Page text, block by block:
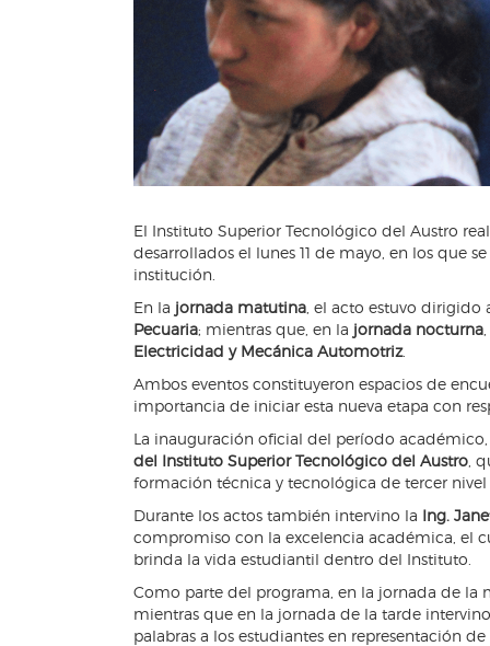
El Instituto Superior Tecnológico del Austro
desarrollados el lunes 11 de mayo, en los que
institución.
En la jornada matutina , el acto estuvo dirigido
Pecuaria; mientras que, en la jornada nocturna
Electricidad y Mecánica Automotriz.
Ambos eventos constituyeron espacios de
importancia de iniciar esta nueva etapa con
La inauguración oficial del período
del Instituto Superior Tecnológico del Austro ,
formación técnica y tecnológica de tercer
Durante los actos también intervino la Ing.
compromiso con la excelencia académica, el
brinda la vida estudiantil dentro del Instituto.
Como parte del programa, en la jornada de la
mientras que en la jornada de la tarde
palabras a los estudiantes en representación